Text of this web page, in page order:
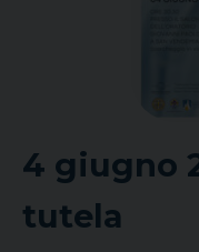
4 giugno
tutela